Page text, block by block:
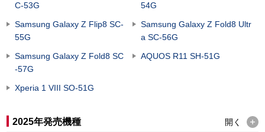
C-53G
54G
Samsung Galaxy Z Flip8 SC-
55G
Samsung Galaxy Z Fold8 Ultr
a SC-56G
Samsung Galaxy Z Fold8 SC
-57G
AQUOS R11 SH-51G
Xperia 1 VIII SO-51G
2025年発売機種 開く